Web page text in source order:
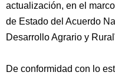
actualización, en el
de Estado del Acuerdo
Desarrollo Agrario y
De conformidad con lo